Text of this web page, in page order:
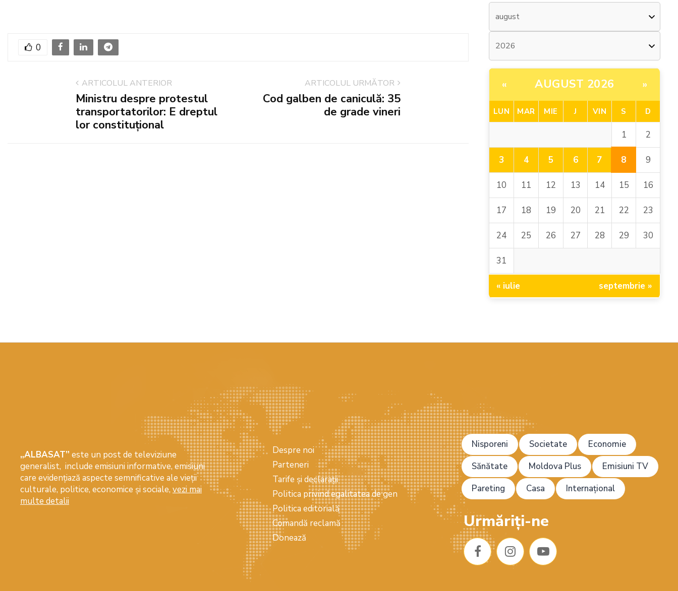
0
ARTICOLUL ANTERIOR
Ministru despre protestul
transportatorilor: E dreptul
lor constituțional
ARTICOLUL URMĂTOR
Cod galben de caniculă: 35
de grade vineri
« AUGUST 2026 »
LUN MAR MIE J VIN S D
1 2
3 4 5 6 7 8 9
10 11 12 13 14 15 16
17 18 19 20 21 22 23
24 25 26 27 28 29 30
31
« iulie septembrie »
„ALBASAT” este un post de televiziune
generalist, include emisiuni informative, emisiuni
care evidenţiază aspecte semnificative ale vieţii
culturale, politice, economice şi sociale, vezi mai
multe detalii
Despre noi
Parteneri
Tarife și declarații
Politica privind egalitatea de gen
Politica editorială
Comandă reclamă
Donează
Nisporeni Societate
Economie
Sănătate
Moldova Plus
Emisiuni TV
Pareting
Casa Internațional
Urmăriți-ne